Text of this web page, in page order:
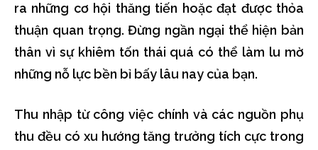
ra những cơ hội thăng tiến hoặc đạt được thỏa
thuận quan trọng. Đừng ngần ngại thể hiện bản
thân vì sự khiêm tốn thái quá có thể làm lu mờ
những nỗ lực bền bỉ bấy lâu nay của bạn.
Thu nhập từ công việc chính và các nguồn phụ
thu đều có xu hướng tăng trưởng tích cực trong